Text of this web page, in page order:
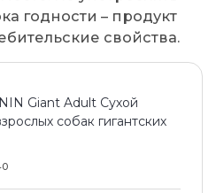
годности – продукт
свойства.
Giant Adult Сухой
собак гигантских